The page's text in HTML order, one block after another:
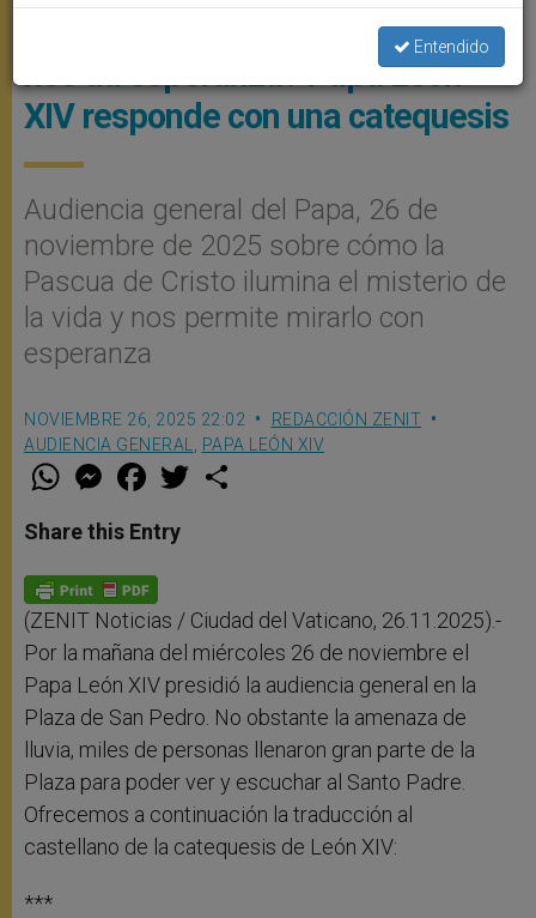
¿Cómo Cristo ilumina la vida y
nos da esperanza? Papa León
XIV responde con una catequesis
Audiencia general del Papa, 26 de
noviembre de 2025 sobre cómo la
Pascua de Cristo ilumina el misterio de
la vida y nos permite mirarlo con
esperanza
NOVIEMBRE 26, 2025 22:02
REDACCIÓN ZENIT
AUDIENCIA GENERAL
PAPA LEÓN XIV
W
t
s
p
p
M
e
s
e
g
e
r
F
a
e
b
o
k
w
Share this Entry
(ZENIT Noticias / Ciudad del Vaticano, 26.11.2025).-
Por la mañana del miércoles 26 de noviembre el
Papa León XIV presidió la audiencia general en la
Plaza de San Pedro. No obstante la amenaza de
lluvia, miles de personas llenaron gran parte de la
Plaza para poder ver y escuchar al Santo Padre.
Ofrecemos a continuación la traducción al
castellano de la catequesis de León XIV:
***
Entendido